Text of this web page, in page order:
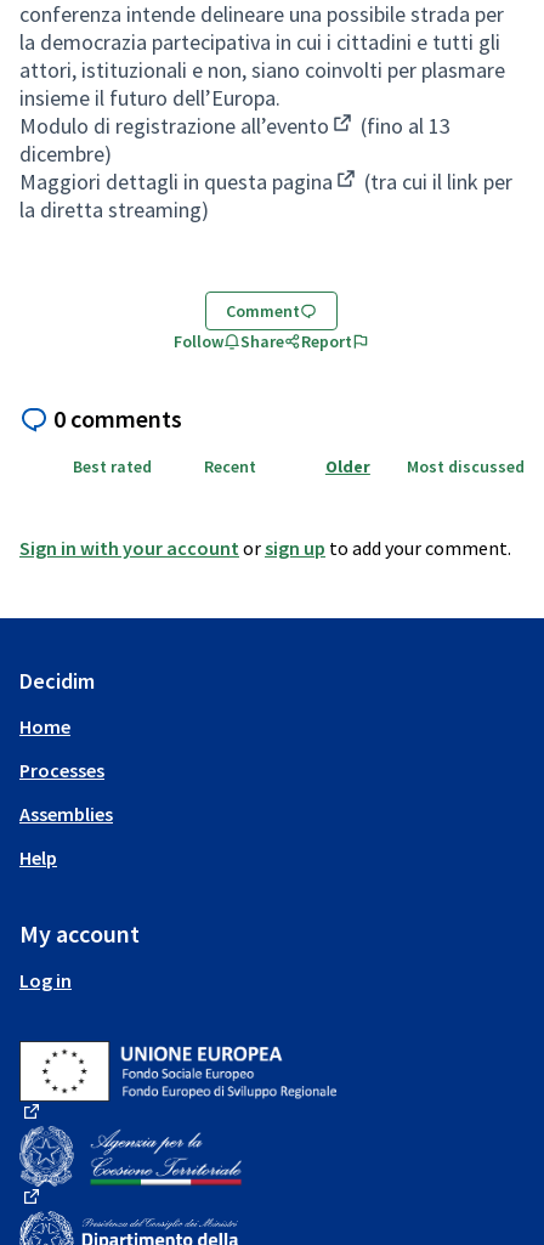
conferenza intende delineare una possibile strada per
la democrazia partecipativa in cui i cittadini e tutti gli
attori, istituzionali e non, siano coinvolti per plasmare
insieme il futuro dell’Europa.
Modulo di registrazione all’evento
(External link)
(fino al 13
dicembre)
Maggiori dettagli in questa pagina
(External link)
(tra cui il link per
la diretta streaming)
Comment
Follow
Share Report
0 comments
Best rated Recent Older Most discussed
Sign in with your accountorsign up to add your comment.
Decidim
Home
Processes
Assemblies
Help
My account
Log in
(External link)
(External link)